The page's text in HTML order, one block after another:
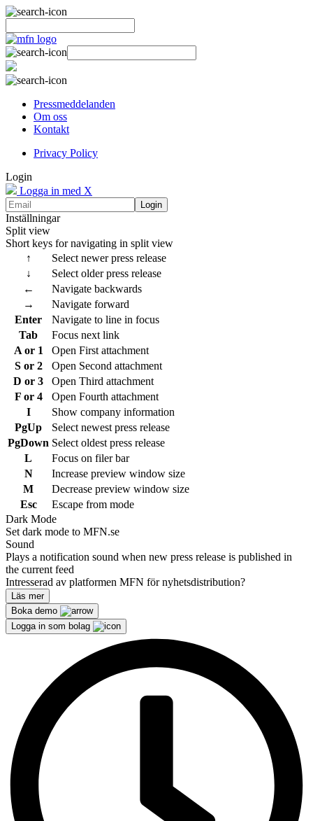
Pressmeddelanden
Om oss
Kontakt
Privacy Policy
Login
Logga in med X
Login
Inställningar
Split view
Short keys for navigating in split view
↑
Select newer press release
↓
Select older press release
←
Navigate backwards
→
Navigate forward
Enter
Navigate to line in focus
Tab
Focus next link
A or 1
Open First attachment
S or 2
Open Second attachment
D or 3
Open Third attachment
F or 4
Open Fourth attachment
I
Show company information
PgUp
Select newest press release
PgDown Select oldest press release
L
Focus on filer bar
N
Increase preview window size
M
Decrease preview window size
Esc
Escape from mode
Dark Mode
Set dark mode to MFN.se
Sound
Plays a notification sound when new press release is published in
the current feed
Intresserad av platformen MFN för nyhetsdistribution?
Läs mer
Boka demo
Logga in som bolag